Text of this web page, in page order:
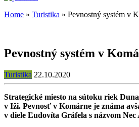
Home » Turistika » Pevnostný systém v
Pevnostný systém v
Turistika 22.10.2020
Strategické miesto na sútoku riek
v Iži. Pevnosť v Komárne je známa
v diele Ľudovíta Gráfela s názvom